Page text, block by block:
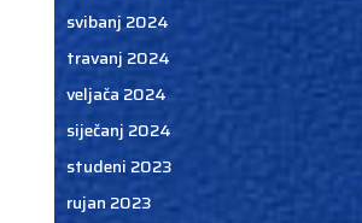
svibanj 2024
travanj 2024
veljača 2024
siječanj 2024
studeni 2023
rujan 2023